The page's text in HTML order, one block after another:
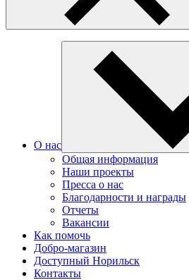
О нас
Общая информация
Наши проекты
Пресса о нас
Благодарности и награды
Отчеты
Вакансии
Как помочь
Добро-магазин
Доступный Норильск
Контакты